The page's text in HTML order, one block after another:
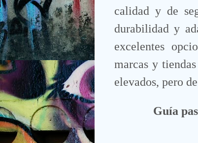
calidad y de
durabilidad y
excelentes
marcas y
elevados, pero
Guía